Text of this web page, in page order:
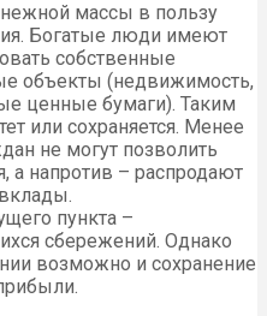
массы в пользу
Богатые люди имеют
собственные
объекты (недвижимость,
ценные бумаги). Таким
или сохраняется. Менее
не могут позволить
а напротив – распродают
пункта –
сбережений. Однако
возможно и сохранение